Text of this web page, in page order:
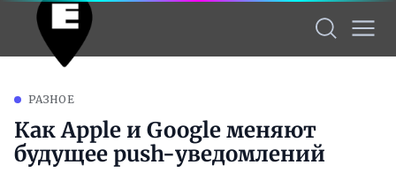
РАЗНОЕ
Как Apple и Google меняют
будущее push-уведомлений